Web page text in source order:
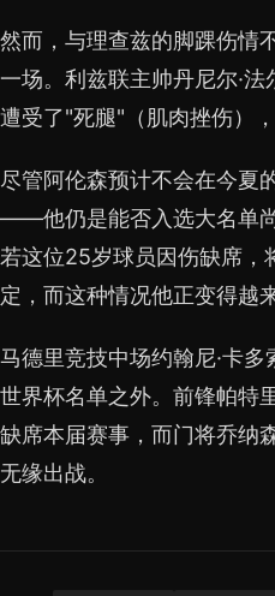
然而，与理查兹的脚踝伤情
一场。利兹联主帅丹尼尔·
遭受了"死腿"（肌肉挫伤），
尽管阿伦森预计不会在今夏
——他仍是能否入选大名单
若这位25岁球员因伤缺席，
定，而这种情况他正变得越
马德里竞技中场约翰尼·卡
世界杯名单之外。前锋帕特
缺席本届赛事，而门将乔纳
无缘出战。